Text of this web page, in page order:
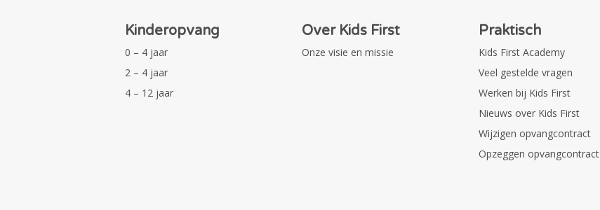
Kinderopvang
0 – 4 jaar
2 – 4 jaar
4 – 12 jaar
Over Kids First
Onze visie en missie
Praktisch
Kids First Academy
Veel gestelde vragen
Werken bij Kids First
Nieuws over Kids First
Wijzigen opvangcontract
Opzeggen opvangcontract